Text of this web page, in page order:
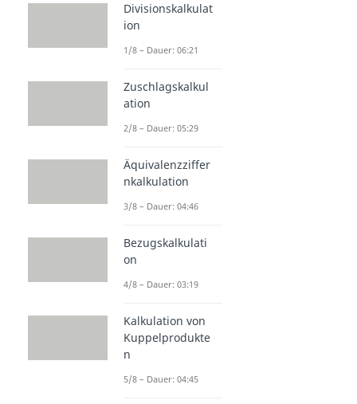
Divisionskalkulat
ion
1/8 – Dauer: 06:21
Zuschlagskalkul
ation
2/8 – Dauer: 05:29
Äquivalenzziffer
nkalkulation
3/8 – Dauer: 04:46
Bezugskalkulati
on
4/8 – Dauer: 03:19
Kalkulation von
Kuppelprodukte
n
5/8 – Dauer: 04:45